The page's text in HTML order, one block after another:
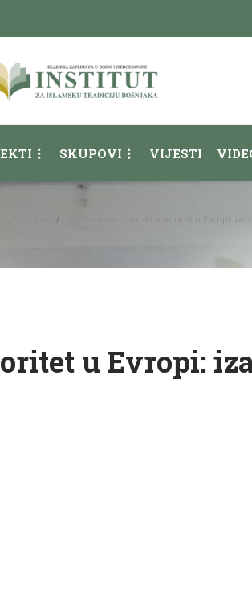
SKUPOVI VIJESTI
Jedinstveni islamski autoritet u Evropi:
u Evropi: